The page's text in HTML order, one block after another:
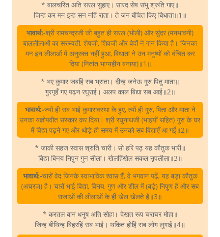
* बालचरित अति सरल सुहाए। सारद सेष संभु श्रुति गाए॥
जिन्ह कर मन इन्ह सन नहिं राता। ते जन बंचित किए बिधाता॥1॥
भावार्थ:-श्री रामचन्द्रजी की बहुत ही सरल (भोली) और सुंदर (मनभावनी)
बाललीलाओं का सरस्वती, शेषजी, शिवजी और वेदों ने गान किया है। जिनका
मन इन लीलाओं में अनुरक्त नहीं हुआ, विधाता ने उन मनुष्यों को वंचित कर
दिया (नितांत भाग्यहीन बनाया)॥1॥
* भए कुमार जबहिं सब भ्राता। दीन्ह जनेऊ गुरु पितु माता॥
गुरगृहँ गए पढ़न रघुराई। अलप काल बिद्या सब आई॥2॥
भावार्थ:-ज्यों ही सब भाई कुमारावस्था के हुए, त्यों ही गुरु, पिता और माता ने
उनका यज्ञोपवीत संस्कार कर दिया। श्री रघुनाथजी (भाइयों सहित) गुरु के घर
में विद्या पढ़ने गए और थोड़े ही समय में उनको सब विद्याएँ आ गईं॥2॥
* जाकी सहज स्वास श्रुति चारी। सो हरि पढ़ यह कौतुक भारी॥
बिद्या बिनय निपुन गुन सीला। खेलहिंखेल सकल नृपलीला॥3॥
भावार्थ:-चारों वेद जिनके स्वाभाविक श्वास हैं, वे भगवान पढ़ें, यह बड़ा कौतुक
(अचरज) है। चारों भाई विद्या, विनय, गुण और शील में (बड़े) निपुण हैं और सब
राजाओं की लीलाओं के ही खेल खेलते हैं॥3॥
* करतल बान धनुष अति सोहा। देखत रूप चराचर मोहा॥
जिन्ह बीथिन्ह बिहरहिं सब भाई। थकित होहिं सब लोग लुगाई॥4॥